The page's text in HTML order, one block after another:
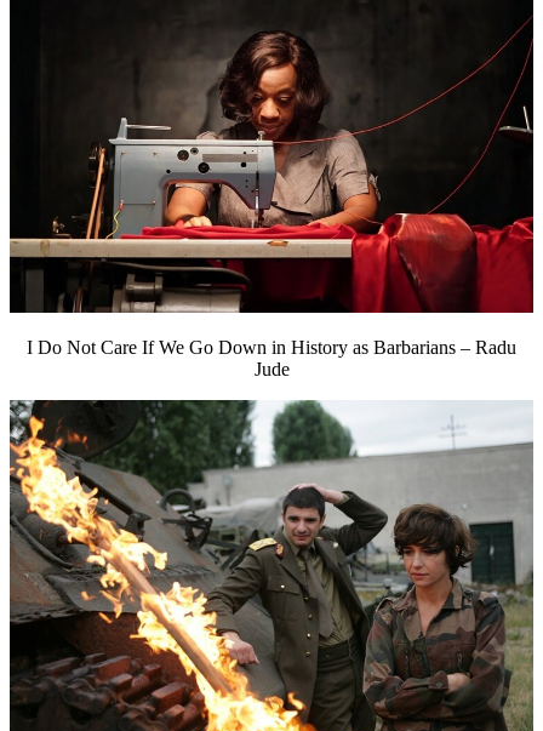
I Do Not Care If We Go Down in History as Barbarians – Radu
Jude